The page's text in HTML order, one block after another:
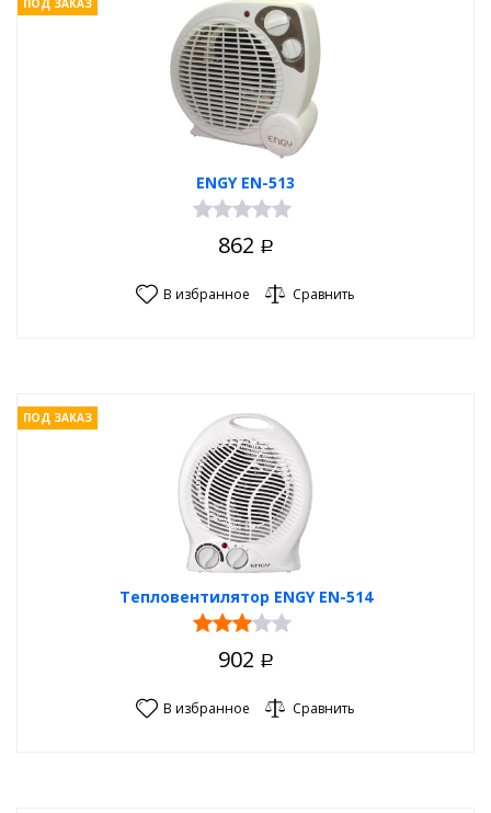
ENGY EN-513
ПОД ЗАКАЗ
862 Р
В избранное Сравнить
Тепловентилятор ENGY EN-514
ПОД ЗАКАЗ
902 Р
В избранное Сравнить